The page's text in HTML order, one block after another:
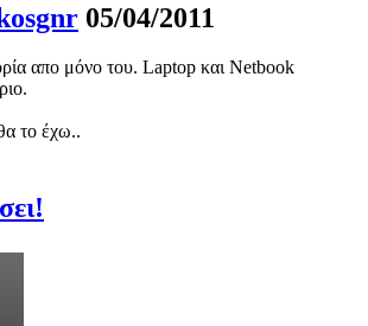
05/04/2011
απο μόνο του. Laptop και Netbook
το έχω..